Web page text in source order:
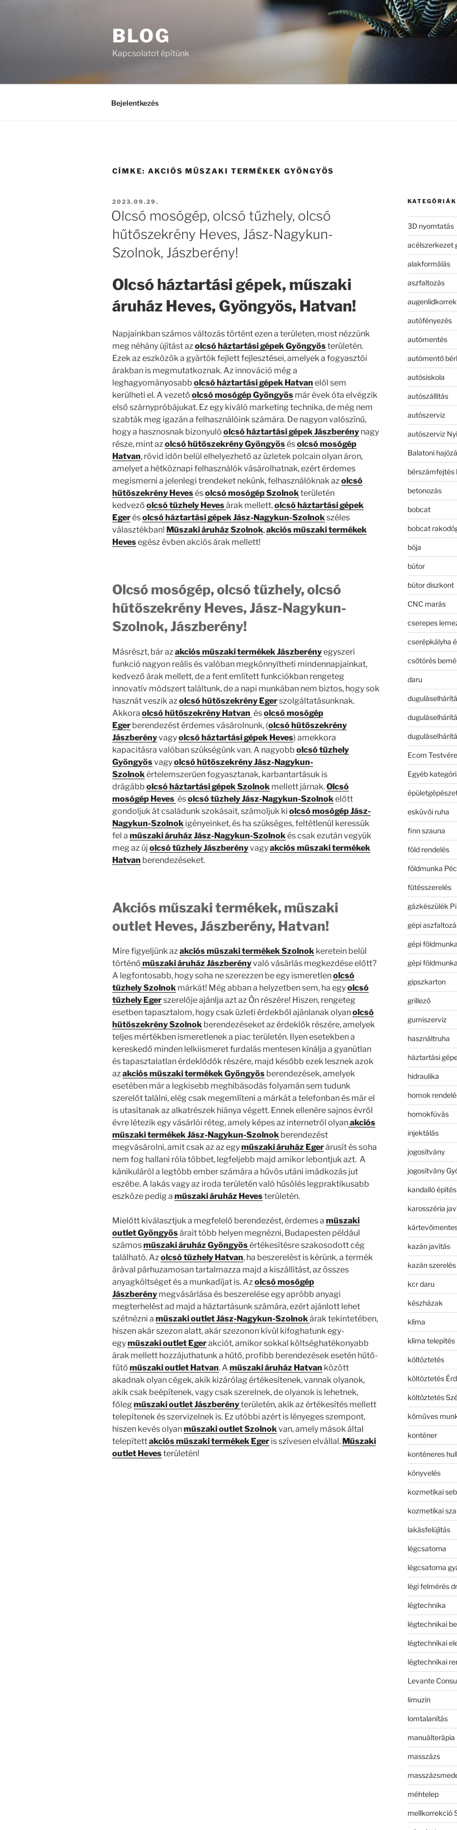
BLOG
Kapcsolatot építünk
Bejelentkezés
CÍMKE: AKCIÓS MŰSZAKI TERMÉKEK GYÖNGYÖS
BEKÜLDVE:
2023.09.29.
Olcsó mosógép, olcsó tűzhely, olcsó
hűtőszekrény Heves, Jász-Nagykun-
Szolnok, Jászberény!
Olcsó háztartási gépek, műszaki
áruház Heves, Gyöngyös, Hatvan!
Napjainkban számos változás történt ezen a területen, most nézzünk
meg néhány újítást azolcsó háztartási gépek Gyöngyösterületén.
Ezek az eszközök a gyártók fejlett fejlesztései, amelyek a fogyasztói
árakban is megmutatkoznak. Az innováció még a
leghagyományosabb olcsó háztartási gépek Hatvan elől sem
kerülheti el. A vezető olcsó mosógép Gyöngyös már évek óta elvégzik
első szárnypróbájukat. Ez egy kiváló marketing technika, de még nem
szabták meg igazán a felhasználóink ​​számára. De nagyon valószínű,
hogy a hasznosnak bizonyuló olcsó háztartási gépek Jászberény nagy
része, mint azolcsó hűtőszekrény Gyöngyösésolcsó mosógép
Hatvan, rövid időn belül elhelyezhető az üzletek polcain olyan áron,
amelyet a hétköznapi felhasználók vásárolhatnak, ezért érdemes
megismerni a jelenlegi trendeket nekünk, felhasználóknak azolcsó
hűtőszekrény Hevesésolcsó mosógép Szolnokterületén
kedvező olcsó tűzhely Hevesárak mellett,olcsó háztartási gépek
Egerésolcsó háztartási gépek Jász-Nagykun-Szolnokszéles
választékban! Műszaki áruház Szolnok,akciós műszaki termékek
Hevesegész évben akciós árak mellett!
Olcsó mosógép, olcsó tűzhely, olcsó
hűtőszekrény Heves, Jász-Nagykun-
Szolnok, Jászberény!
Másrészt, bár az akciós műszaki termékek Jászberényegyszeri
funkció nagyon reális és valóban megkönnyítheti mindennapjainkat,
kedvező árak mellett, de a fent említett funkciókban rengeteg
innovatív módszert találtunk, de a napi munkában nem biztos, hogy sok
hasznát veszik az olcsó hűtőszekrény Egerszolgáltatásunknak.
Akkora olcsó hűtőszekrény Hatvan ésolcsó mosógép
Eger berendezést érdemes vásárolnunk, (olcsó hűtőszekrény
Jászberényvagyolcsó háztartási gépek Heves) amekkora
kapacitásra valóban szükségünk van. A nagyobb olcsó tűzhely
Gyöngyösvagyolcsó hűtőszekrény Jász-Nagykun-
Szolnok értelemszerűen fogyasztanak, karbantartásuk is
drágább olcsóháztartási gépek Szolnok mellett járnak.Olcsó
mosógép Heves ésolcsó tűzhely Jász-Nagykun-Szolnok előtt
gondoljuk át családunk szokásait, számoljuk ki olcsó mosógép Jász-
Nagykun-Szolnok igényeinket, és ha szükséges, feltétlenül keressük
fel a műszaki áruház Jász-Nagykun-Szolnok és csak ezután vegyük
meg az új olcsó tűzhely Jászberényvagyakciós műszaki termékek
Hatvan berendezéseket.
Akciós műszaki termékek, műszaki
outlet Heves, Jászberény, Hatvan!
Mire figyeljünk azakciós műszaki termékek Szolnok keretein belül
történő műszaki áruház Jászberényvaló vásárlás megkezdése előtt?
A legfontosabb, hogy soha ne szerezzen be egy ismeretlenolcsó
tűzhely Szolnok márkát! Még abban a helyzetben sem, ha egyolcsó
tűzhely Egerszerelője ajánlja azt az Ön részére! Hiszen, rengeteg
esetben tapasztalom, hogy csak üzleti érdekből ajánlanak olyanolcsó
hűtőszekrény Szolnok berendezéseket az érdeklők részére, amelyek
teljes mértékben ismeretlenek a piac területén. Ilyen esetekben a
kereskedő minden lelkiismeret furdalás mentesen kínálja a gyanútlan
és tapasztalatlan érdeklődők részére, majd később ezek lesznek azok
azakciós műszaki termékek Gyöngyös berendezések, amelyek
esetében már a legkisebb meghibásodás folyamán sem tudunk
szerelőt találni, elég csak megemlíteni a márkát a telefonban és már el
is utasítanak az alkatrészek hiánya végett. Ennek ellenére sajnos évről
évre létezik egy vásárlói réteg, amely képes az internetről olyanakciós
műszaki termékek Jász-Nagykun-Szolnok berendezést
megvásárolni, amit csak az az egyműszaki áruház Egerárusít és soha
nem fog hallani róla többet, legfeljebb majd amikor lebontjuk azt. A
kánikuláról a legtöbb ember számára a hűvös utáni imádkozás jut
eszébe. A lakás vagy az iroda területén való hűsölés legpraktikusabb
eszköze pedig a műszaki áruház Hevesterületén.
Mielőtt kiválasztjuk a megfelelő berendezést, érdemes a műszaki
outlet Gyöngyösárait több helyen megnézni, Budapesten például
számosműszaki áruház Gyöngyösértékesítésre szakosodott cég
található. Azolcsó tűzhely Hatvan, ha beszerelést is kérünk, a termék
árával párhuzamosan tartalmazza majd a kiszállítást, az összes
anyagköltséget és a munkadíjat is. Azolcsó mosógép
Jászberény megvásárlása és beszerelése egy apróbb anyagi
megterhelést ad majd a háztartásunk számára, ezért ajánlott lehet
szétnézni a műszaki outlet Jász-Nagykun-Szolnokárak tekintetében,
hiszen akár szezon alatt, akár szezonon kívül kifoghatunk egy-
egyműszaki outlet Egerakciót, amikor sokkal költséghatékonyabb
árak mellett hozzájuthatunk a hűtő, profibb berendezések esetén hűtő-
fűtő műszaki outlet Hatvan. A műszaki áruház Hatvan között
akadnak olyan cégek, akik kizárólag értékesítenek, vannak olyanok,
akik csak beépítenek, vagy csak szerelnek, de olyanok is lehetnek,
főleg műszaki outlet Jászberényterületén, akik az értékesítés mellett
telepítenek és szervizelnek is. Ez utóbbi azért is lényeges szempont,
hiszen kevés olyanműszaki outlet Szolnokvan, amely mások által
telepítettakciós műszaki termékek Eger is szívesen elvállal. Műszaki
outlet Hevesterületén!
KATEGÓRIÁK
3D nyomtatás
acélszerkezet
alakformálás
aszfaltozás
autófényezés
autómentés
autómentő
autósiskola
autószállítás
autószerviz
autószerviz
Balatoni
bérszámfejtés
betonozás
bobcat
bobcat
bója
bútor
bútor diszkont
CNC marás
cserepes
cserépkályha
csőtörés
daru
Ecom
Egyéb
esküvői ruha
finn szauna
föld rendelés
földmunka
fűtésszerelés
gázkészülék
gépi
gépi földmunka
gépi
gipszkarton
grillező
gumiszerviz
használtruha
háztartási
hidraulika
homok
homokfúvás
injektálás
jogosítvány
jogosítvány
kandalló építés
karosszéria
kazán javítás
kazán szerelés
kcr daru
készházak
klíma
klíma telepítés
költöztetés
költöztetés Érd
költöztetés
kőműves
konténer
konténeres
könyvelés
kozmetikai
kozmetikai
lakásfelújítás
légcsatorna
légcsatorna
légi felmérés
légtechnika
légtechnikai
légtechnikai
légtechnikai
Levante
limuzin
lomtalanítás
manuálterápia
masszázs
méhtelep
mellkorrekció